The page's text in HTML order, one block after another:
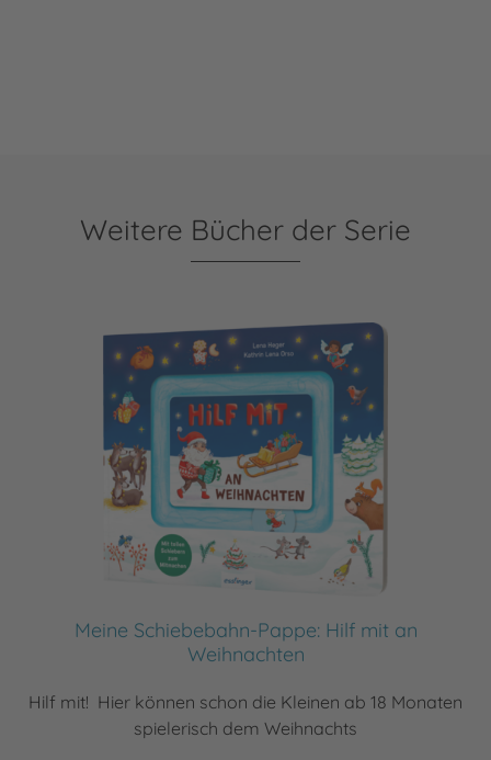
Weitere Bücher der Serie
Meine Schiebebahn-Pappe: Hilf mit an
Weihnachten
Hilf mit! Hier können schon die Kleinen ab 18 Monaten
spielerisch dem Weihnachts